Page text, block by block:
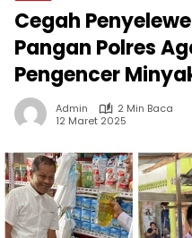
Cegah
Pangan Polres
Pengencer
Admin
2 Min Baca
12 Maret 2025